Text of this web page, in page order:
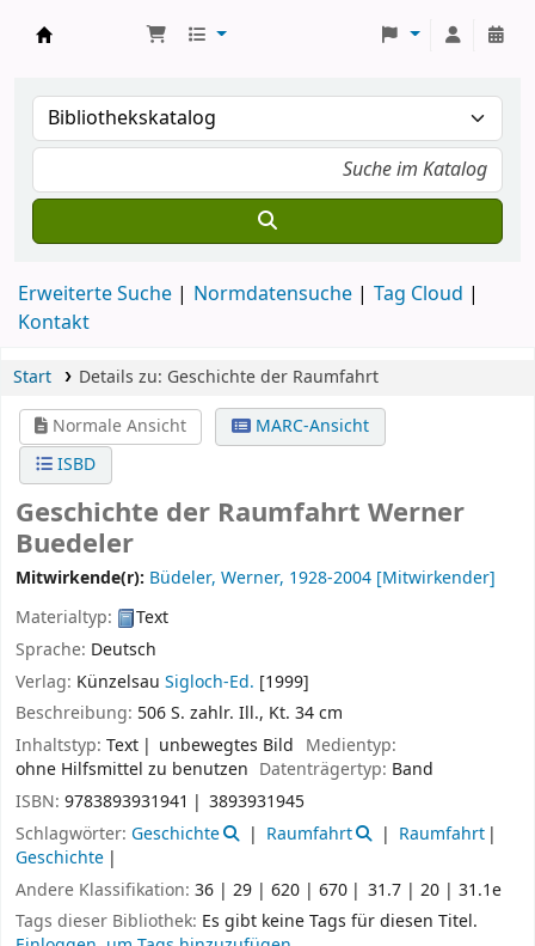
Erweiterte Suche Normdatensuche
Tag Cloud
Kontakt
Start Details zu: Geschichte der Raumfahrt
Normale Ansicht
MARC-Ansicht
ISBD
Geschichte der Raumfahrt Werner
Buedeler
Mitwirkende(r): Büdeler, Werner, 1928-2004 [Mitwirkender]
Materialtyp:
Text
Sprache: Deutsch
Verlag: Künzelsau Sigloch-Ed. [1999]
Beschreibung: 506 S. zahlr. Ill., Kt. 34 cm
Inhaltstyp: Text unbewegtes Bild Medientyp:
ohne Hilfsmittel zu benutzen Datenträgertyp: Band
ISBN: 9783893931941
3893931945
Schlagwörter: Geschichte Raumfahrt
Raumfahrt
Geschichte
Andere Klassifikation: 36 | 29 | 620 | 670
31.7 | 20 | 31.1e
Tags dieser Bibliothek: Es gibt keine Tags für diesen Titel.